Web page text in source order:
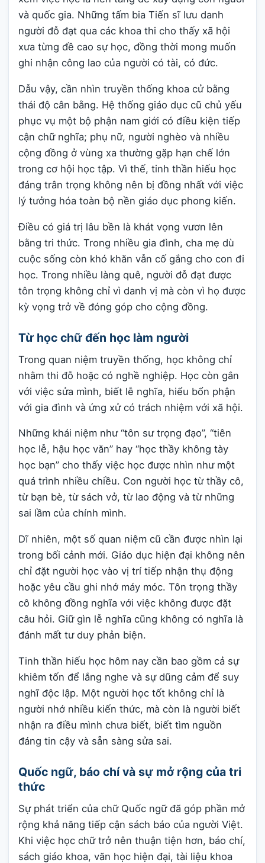
và quốc gia. Những tấm bia Tiến sĩ lưu danh
người đỗ đạt qua các khoa thi cho thấy xã hội
xưa từng đề cao sự học, đồng thời mong muốn
ghi nhận công lao của người có tài, có đức.
Dẫu vậy, cần nhìn truyền thống khoa cử bằng
thái độ cân bằng. Hệ thống giáo dục cũ chủ yếu
phục vụ một bộ phận nam giới có điều kiện tiếp
cận chữ nghĩa; phụ nữ, người nghèo và nhiều
cộng đồng ở vùng xa thường gặp hạn chế lớn
trong cơ hội học tập. Vì thế, tinh thần hiếu học
đáng trân trọng không nên bị đồng nhất với việc
lý tưởng hóa toàn bộ nền giáo dục phong kiến.
Điều có giá trị lâu bền là khát vọng vươn lên
bằng tri thức. Trong nhiều gia đình, cha mẹ dù
cuộc sống còn khó khăn vẫn cố gắng cho con đi
học. Trong nhiều làng quê, người đỗ đạt được
tôn trọng không chỉ vì danh vị mà còn vì họ được
kỳ vọng trở về đóng góp cho cộng đồng.
Từ học chữ đến học làm người
Trong quan niệm truyền thống, học không chỉ
nhằm thi đỗ hoặc có nghề nghiệp. Học còn gắn
với việc sửa mình, biết lễ nghĩa, hiểu bổn phận
với gia đình và ứng xử có trách nhiệm với xã hội.
Những khái niệm như “tôn sư trọng đạo”, “tiên
học lễ, hậu học văn” hay “học thầy không tày
học bạn” cho thấy việc học được nhìn như một
quá trình nhiều chiều. Con người học từ thầy cô,
từ bạn bè, từ sách vở, từ lao động và từ những
sai lầm của chính mình.
Dĩ nhiên, một số quan niệm cũ cần được nhìn lại
trong bối cảnh mới. Giáo dục hiện đại không nên
chỉ đặt người học vào vị trí tiếp nhận thụ động
hoặc yêu cầu ghi nhớ máy móc. Tôn trọng thầy
cô không đồng nghĩa với việc không được đặt
câu hỏi. Giữ gìn lễ nghĩa cũng không có nghĩa là
đánh mất tư duy phản biện.
Tinh thần hiếu học hôm nay cần bao gồm cả sự
khiêm tốn để lắng nghe và sự dũng cảm để suy
nghĩ độc lập. Một người học tốt không chỉ là
người nhớ nhiều kiến thức, mà còn là người biết
nhận ra điều mình chưa biết, biết tìm nguồn
đáng tin cậy và sẵn sàng sửa sai.
Quốc ngữ, báo chí và sự mở rộng của tri
thức
Sự phát triển của chữ Quốc ngữ đã góp phần mở
rộng khả năng tiếp cận sách báo của người Việt.
Khi việc học chữ trở nên thuận tiện hơn, báo chí,
sách giáo khoa, văn học hiện đại, tài liệu khoa